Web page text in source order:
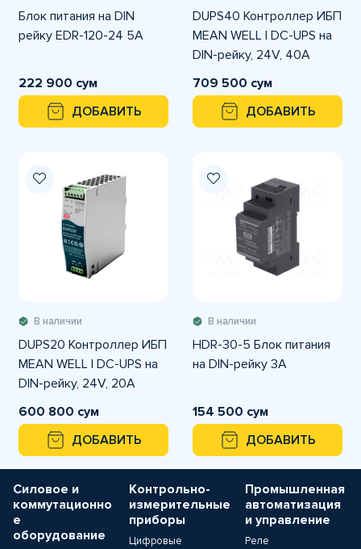
Блок питания на DIN
рейку EDR-120-24 5A
222 900 сум
ДОБАВИТЬ
DUPS40 Контроллер ИБП
MEAN WELL | DC-UPS на
DIN-рейку, 24V, 40A
709 500 сум
ДОБАВИТЬ
В наличии
DUPS20 Контроллер ИБП
MEAN WELL | DC-UPS на
DIN-рейку, 24V, 20A
600 800 сум
ДОБАВИТЬ
В наличии
HDR-30-5 Блок питания
на DIN-рейку 3А
154 500 сум
ДОБАВИТЬ
Силовое и
коммутационно
е
оборудование
Контрольно-
измерительные
приборы
Цифровые
Промышленная
автоматизация
и управление
Реле